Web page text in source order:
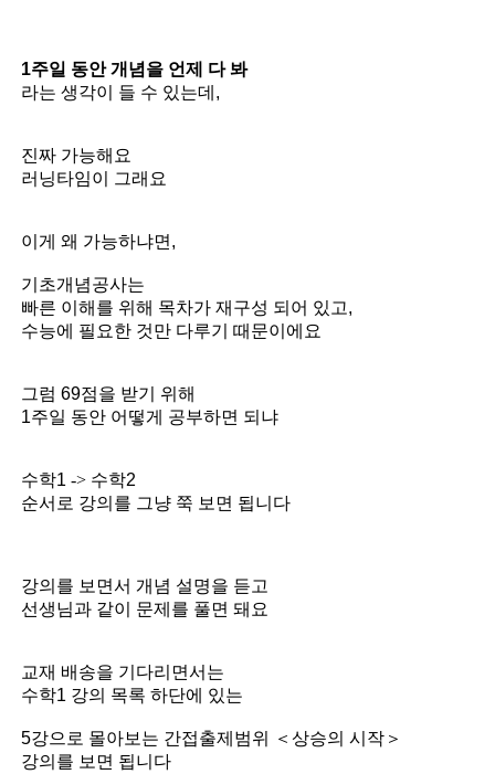
1주일 동안 개념을 언제 다 봐
라는 생각이 들 수 있는데,
진짜 가능해요
러닝타임이 그래요
이게 왜 가능하냐면,
기초개념공사는
빠른 이해를 위해 목차가 재구성 되어 있고,
수능에 필요한 것만 다루기 때문이에요
그럼 69점을 받기 위해
1주일 동안 어떻게 공부하면 되냐
수학1-> 수학2
순서로 강의를 그냥 쭉 보면 됩니다
강의를 보면서 개념 설명을 듣고
선생님과 같이 문제를 풀면 돼요
교재 배송을 기다리면서는
수학1 강의 목록 하단에 있는
5강으로 몰아보는 간접출제범위 ＜상승의 시작＞
강의를 보면 됩니다